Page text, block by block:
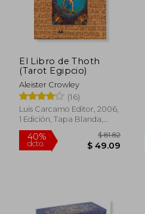
El Libro de Thoth
(Tarot Egipcio)
Aleister Crowley
(16)
Luis Carcamo Editor, 2006,
1 Edición, Tapa Blanda,
Nuevo